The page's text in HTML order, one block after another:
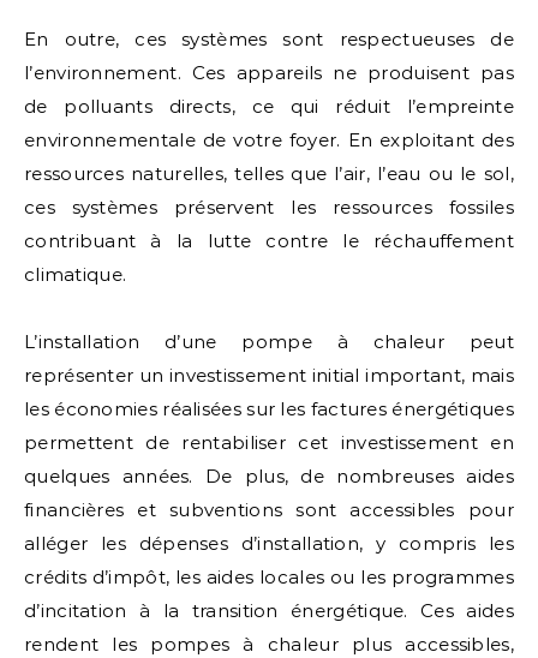
En outre, ces systèmes sont respectueuses de
l’environnement. Ces appareils ne produisent pas
de polluants directs, ce qui réduit l’empreinte
environnementale de votre foyer. En exploitant des
ressources naturelles, telles que l’air, l’eau ou le sol,
ces systèmes préservent les ressources fossiles
contribuant à la lutte contre le réchauffement
climatique.
L’installation d’une pompe à chaleur peut
représenter un investissement initial important, mais
les économies réalisées sur les factures énergétiques
permettent de rentabiliser cet investissement en
quelques années. De plus, de nombreuses aides
financières et subventions sont accessibles pour
alléger les dépenses d’installation, y compris les
crédits d’impôt, les aides locales ou les programmes
d’incitation à la transition énergétique. Ces aides
rendent les pompes à chaleur plus accessibles,